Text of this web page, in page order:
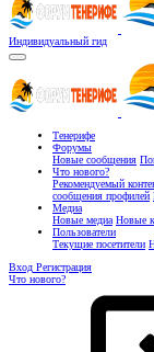
Индивидуальный гид
Тенерифе
Форумы
Новые сообщения
Что нового?
Рекомендуемый
сообщения профилей
Медиа
Новые медиа Новые
Пользователи
Текущие посетители
Вход Регистрация
Что нового?